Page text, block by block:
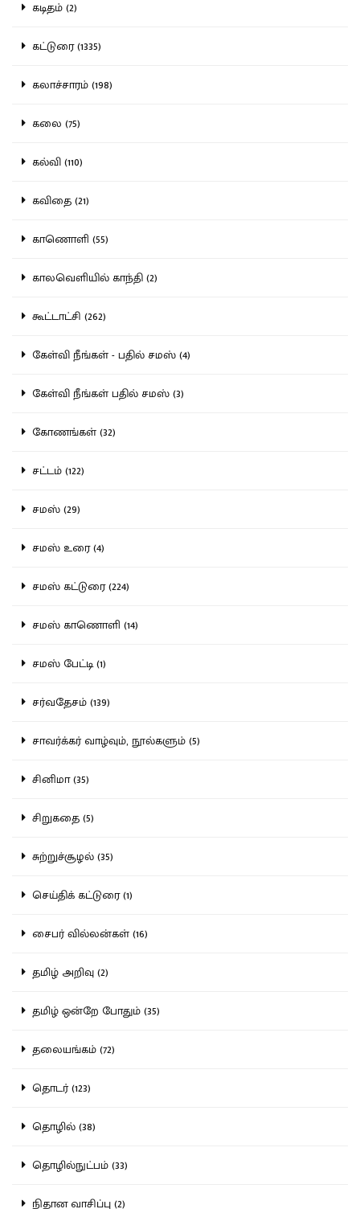
கடிதம் (2)
கட்டுரை (1335)
கலாச்சாரம் (198)
கலை (75)
கல்வி (110)
கவிதை (21)
காணொளி (55)
காலவெளியில் காந்தி (2)
கூட்டாட்சி (262)
கேள்வி நீங்கள் - பதில் சமஸ் (4)
கேள்வி நீங்கள் பதில் சமஸ் (3)
கோணங்கள் (32)
சட்டம் (122)
சமஸ் (29)
சமஸ் உரை (4)
சமஸ் கட்டுரை (224)
சமஸ் காணொளி (14)
சமஸ் பேட்டி (1)
சர்வதேசம் (139)
சாவர்க்கர் வாழ்வும், நூல்களும் (5)
சினிமா (35)
சிறுகதை (5)
சுற்றுச்சூழல் (35)
செய்திக் கட்டுரை (1)
சைபர் வில்லன்கள் (16)
தமிழ் அறிவு (2)
தமிழ் ஒன்றே போதும் (35)
தலையங்கம் (72)
தொடர் (123)
தொழில் (38)
தொழில்நுட்பம் (33)
நிதான வாசிப்பு (2)